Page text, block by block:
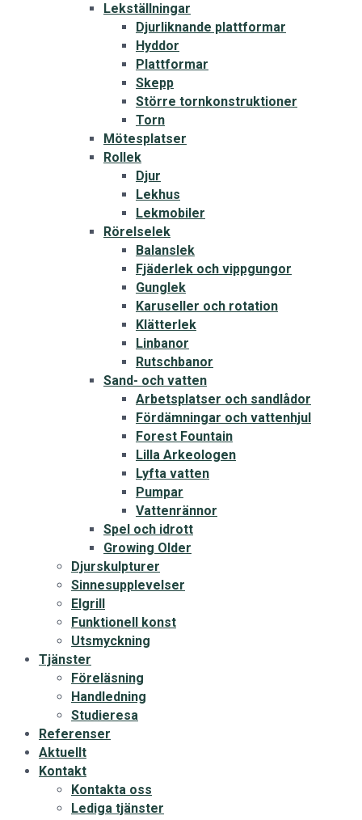
Lekställningar
Djurliknande plattformar
Hyddor
Plattformar
Skepp
Större tornkonstruktioner
Torn
Mötesplatser
Rollek
Djur
Lekhus
Lekmobiler
Rörelselek
Balanslek
Fjäderlek och vippgungor
Gunglek
Karuseller och rotation
Klätterlek
Linbanor
Rutschbanor
Sand- och vatten
Arbetsplatser och sandlådor
Fördämningar och vattenhjul
Forest Fountain
Lilla Arkeologen
Lyfta vatten
Pumpar
Vattenrännor
Spel och idrott
Growing Older
Djurskulpturer
Sinnesupplevelser
Elgrill
Funktionell konst
Utsmyckning
Tjänster
Föreläsning
Handledning
Studieresa
Referenser
Aktuellt
Kontakt
Kontakta oss
Lediga tjänster